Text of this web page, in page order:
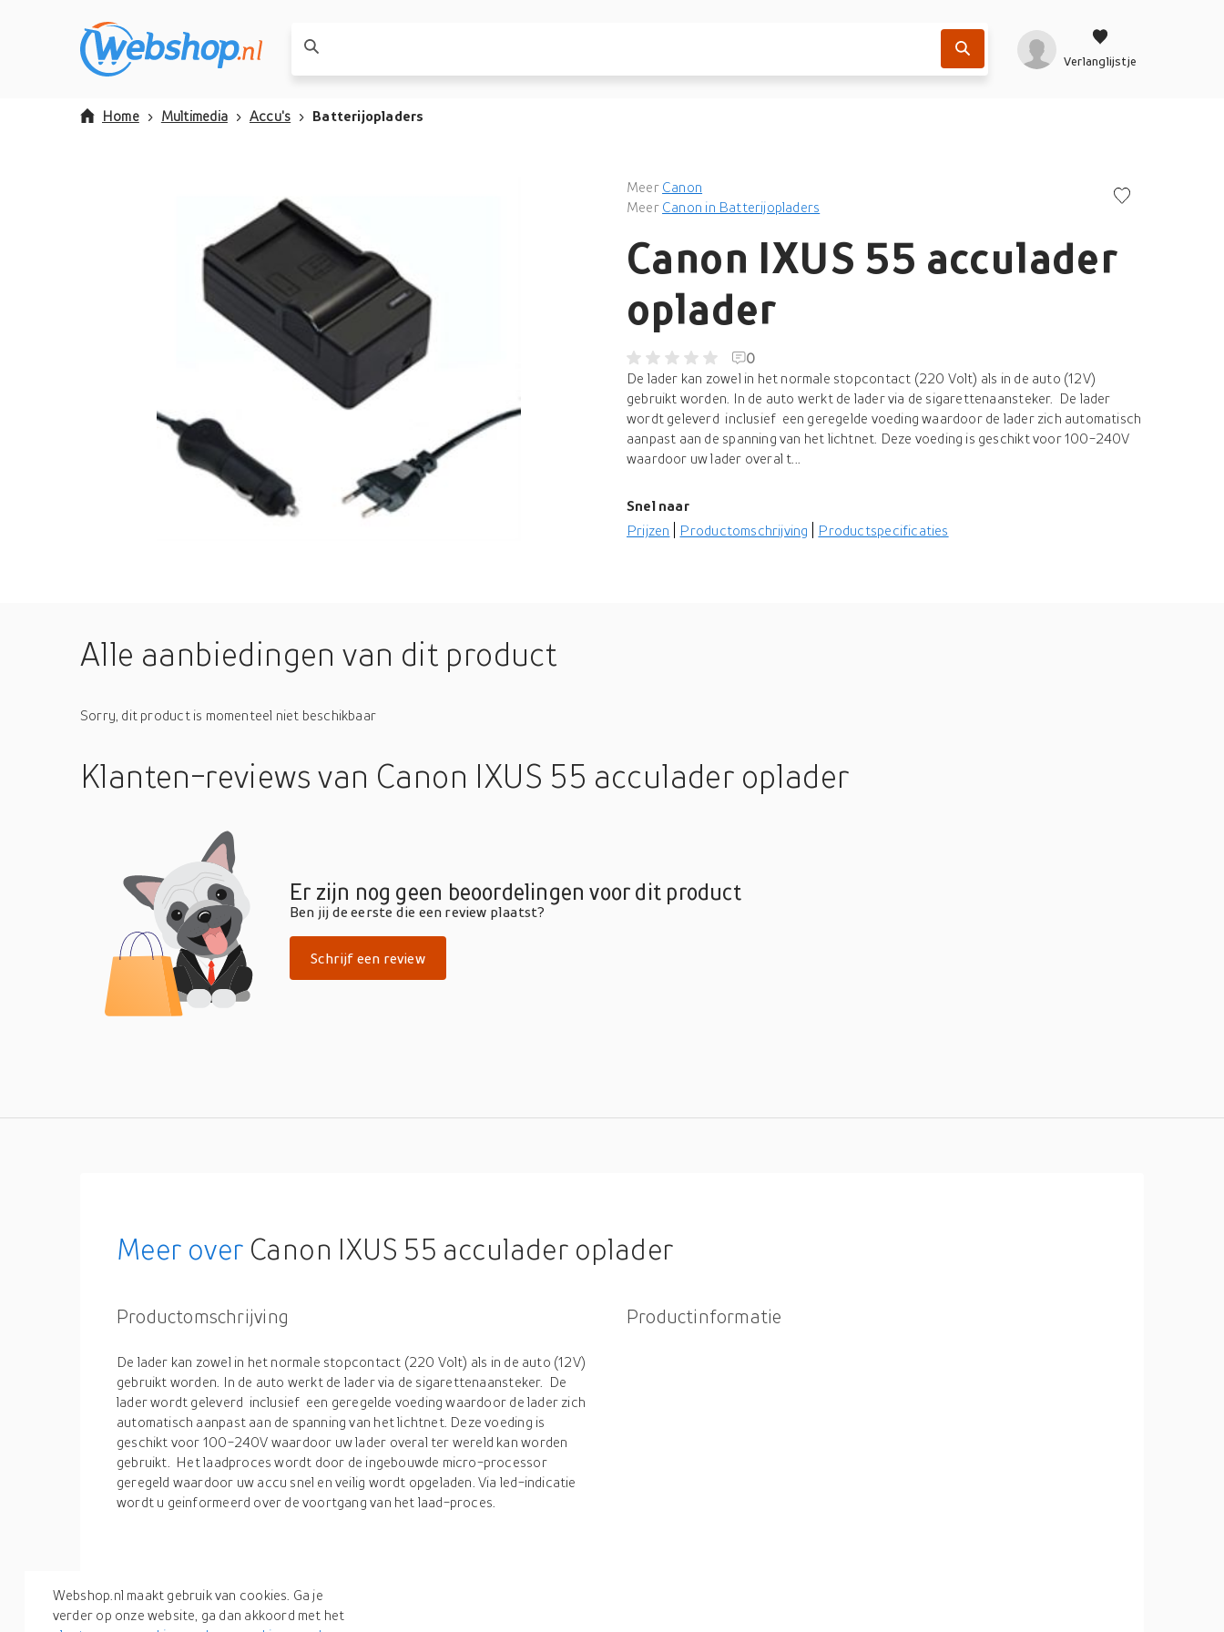
Verlanglijstje
Home Multimedia Accu's Batterijopladers
Meer Canon
Meer Canon in Batterijopladers
Canon IXUS 55 acculader
oplader
0
De lader kan zowel in het normale stopcontact (220 Volt) als in de auto (12V)
gebruikt worden. In de auto werkt de lader via de sigarettenaansteker. De lader
wordt geleverd inclusief een geregelde voeding waardoor de lader zich automatisch
aanpast aan de spanning van het lichtnet. Deze voeding is geschikt voor 100-240V
waardoor uw lader overal t...
Snel naar
Prijzen
Productomschrijving Productspecificaties
Alle aanbiedingen van dit product
Sorry, dit product is momenteel niet beschikbaar
Klanten-reviewsvan Canon IXUS 55 acculader oplader
Er zijn nog geen beoordelingen voor dit product
Ben jij de eerste die een review plaatst?
Schrijf een review
Meer over Canon IXUS 55 acculader oplader
Productomschrijving
De lader kan zowel in het normale stopcontact (220 Volt) als in de auto (12V)
gebruikt worden. In de auto werkt de lader via de sigarettenaansteker. De
lader wordt geleverd inclusief een geregelde voeding waardoor de lader zich
automatisch aanpast aan de spanning van het lichtnet. Deze voeding is
geschikt voor 100-240V waardoor uw lader overal ter wereld kan worden
gebruikt. Het laadproces wordt door de ingebouwde micro-processor
geregeld waardoor uw accu snel en veilig wordt opgeladen. Via led-indicatie
wordt u geinformeerd over de voortgang van het laad-proces.
Productinformatie
Productspecificaties
Webshop.nl maakt gebruik van cookies. Ga je
verder op onze website, ga dan akkoord met het